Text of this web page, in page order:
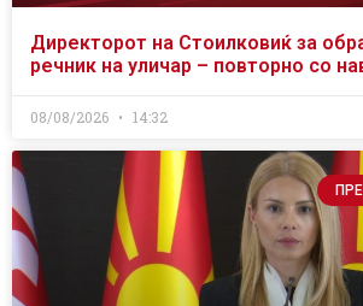
Директорот на Стоилковиќ за
речник на уличар – повторно со
08/08/2026 14:32